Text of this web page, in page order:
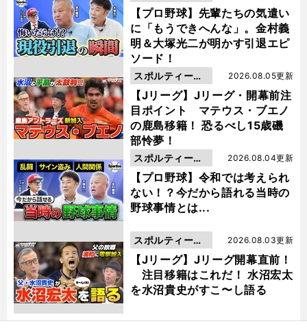
【プロ野球】先輩たちの気遣い
に「もうできへんな」。金村義
明＆大塚光二が明かす引退エピ
ソード！
動画
【Jリーグ】Jリーグ・開幕前注
目ポイント マテウス・ブエノ
の鹿島移籍！ 恐るべし15歳磯
部怜夢！
2026.08.05更新
スポルティーバ
動画
【プロ野球】令和では考えられ
ない！？今だから語れる当時の
野球事情とは...
2026.08.04更新
スポルティーバ
動画
【Jリーグ】Jリーグ開幕直前！
注目移籍はこれだ！ 水沼宏太
を水沼貴史がすこ〜し語る
2026.08.03更新
スポルティーバ
動画